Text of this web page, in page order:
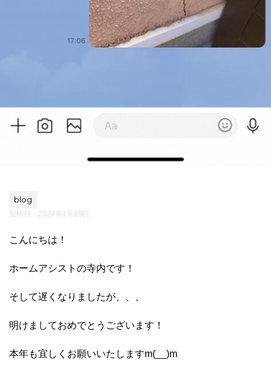
blog
投稿日： 2024年1月18日
こんにちは！
ホームアシストの寺内です！
そして遅くなりましたが、、、
明けましておめでとうございます！
本年も宜しくお願いいたしますm(__)m